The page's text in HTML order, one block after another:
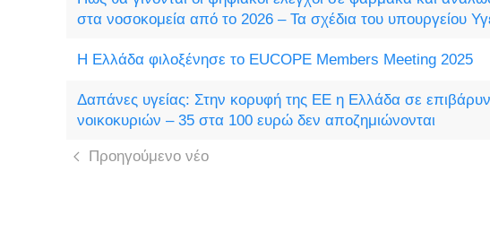
στα νοσοκομεία από το 2026 – Τα σχέδια του υπουργείου
Η Ελλάδα φιλοξένησε το EUCOPE Members Meeting 2025
Δαπάνες υγείας: Στην κορυφή της ΕΕ η Ελλάδα σε
νοικοκυριών – 35 στα 100 ευρώ δεν αποζημιώνονται
Προηγούμενο νέο